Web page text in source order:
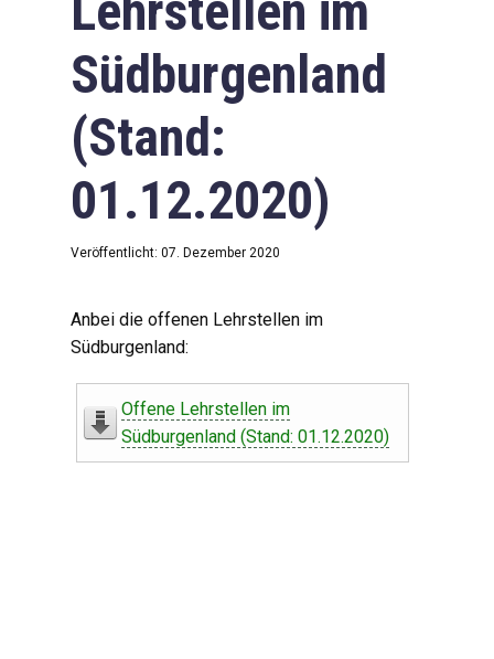
Südburgenland
(Stand:
01.12.2020)
Veröffentlicht: 07. Dezember 2020
Anbei die offenen Lehrstellen im
Südburgenland:
Offene Lehrstellen im
Südburgenland (Stand: 01.12.2020)